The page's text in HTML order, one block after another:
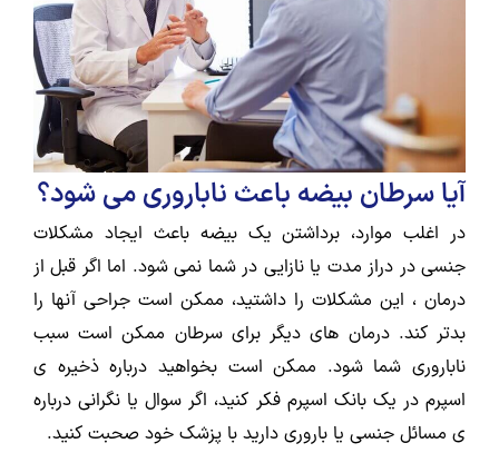
آیا سرطان بیضه باعث ناباروری می شود؟
در اغلب موارد، برداشتن یک بیضه باعث ایجاد مشکلات
جنسی در دراز مدت یا نازایی در شما نمی شود. اما اگر قبل از
درمان ، این مشکلات را داشتید، ممکن است جراحی آنها را
بدتر کند. درمان های دیگر برای سرطان ممکن است سبب
ناباروری شما شود. ممکن است بخواهید درباره ذخیره ی
اسپرم در یک بانک اسپرم فکر کنید، اگر سوال یا نگرانی درباره
ی مسائل جنسی یا باروری دارید با پزشک خود صحبت کنید.